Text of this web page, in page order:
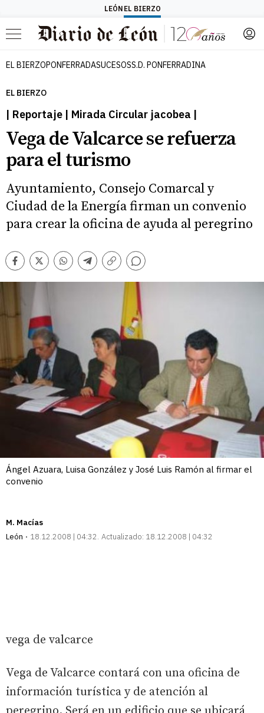
LEÓN EL BIERZO
Menú
EL BIERZOPONFERRADASUCESOSS.D. PONFERRADINA
EL BIERZO
| Reportaje | Mirada Circular jacobea |
Vega de Valcarce se refuerza
para el turismo
Ayuntamiento, Consejo Comarcal y
Ciudad de la Energía firman un convenio
para crear la oficina de ayuda al peregrino
Facebook
TwitterWhatsappTelegram
Copiar
Comentarios
Ángel Azuara, Luisa González y José Luis Ramón al firmar el
convenio
M. Macías
León
18.12.2008 | 04:32 Actualizado: 18.12.2008 | 04:32
vega de valcarce
Vega de Valcarce contará con una oficina de
información turística y de atención al